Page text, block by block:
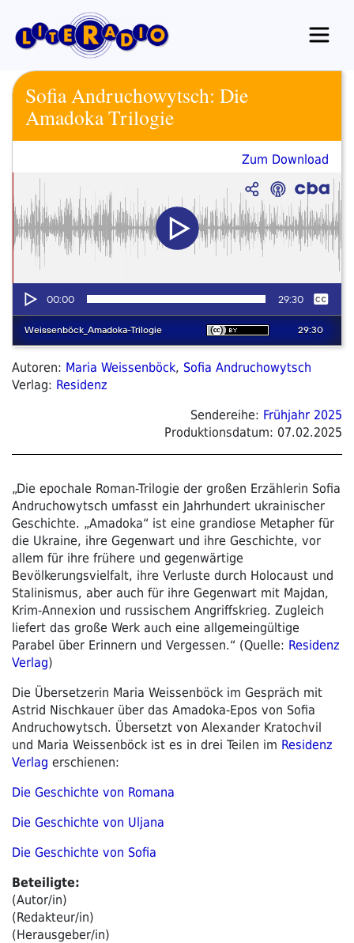
Inhalt
springen
Sofia Andruchowytsch: Die
Amadoka Trilogie
Zum Download
Autoren: Maria Weissenböck, Sofia Andruchowytsch
Verlag: Residenz
Sendereihe: Frühjahr 2025
Produktionsdatum: 07.02.2025
„Die epochale Roman-Trilogie der großen Erzählerin Sofia
Andruchowytsch umfasst ein Jahrhundert ukrainischer
Geschichte. „Amadoka“ ist eine grandiose Metapher für
die Ukraine, ihre Gegenwart und ihre Geschichte, vor
allem für ihre frühere und gegenwärtige
Bevölkerungsvielfalt, ihre Verluste durch Holocaust und
Stalinismus, aber auch für ihre Gegenwart mit Majdan,
Krim-Annexion und russischem Angriffskrieg. Zugleich
liefert das große Werk auch eine allgemeingültige
Parabel über Erinnern und Vergessen.“ (Quelle: Residenz
Verlag)
Die Übersetzerin Maria Weissenböck im Gespräch mit
Astrid Nischkauer über das Amadoka-Epos von Sofia
Andruchowytsch. Übersetzt von Alexander Kratochvil
und Maria Weissenböck ist es in drei Teilen im Residenz
Verlag erschienen:
Die Geschichte von Romana
Die Geschichte von Uljana
Die Geschichte von Sofia
Beteiligte:
(Autor/in)
(Redakteur/in)
(Herausgeber/in)